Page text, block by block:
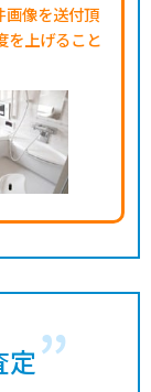
画像を送付頂
を上げること
定